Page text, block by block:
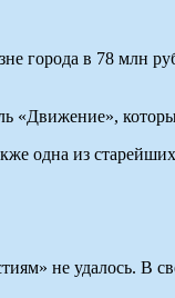
города в 78 млн
«Движение»,
одна из старейших
не удалось. В